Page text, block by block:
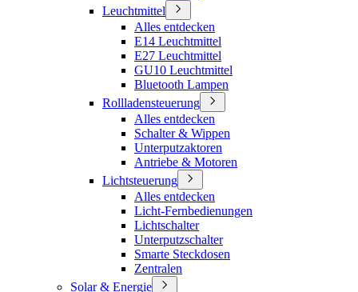
Leuchtmittel
Alles entdecken
E14 Leuchtmittel
E27 Leuchtmittel
GU10 Leuchtmittel
Bluetooth Lampen
Rollladensteuerung
Alles entdecken
Schalter & Wippen
Unterputzaktoren
Antriebe & Motoren
Lichtsteuerung
Alles entdecken
Licht-Fernbedienungen
Lichtschalter
Unterputzschalter
Smarte Steckdosen
Zentralen
Solar & Energie